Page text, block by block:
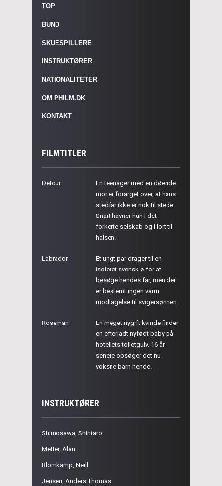
TOP
BUND
SKUESPILLERE
INSTRUKTØRER
NATIONALITETER
OM PHILM.DK
KONTAKT
FILMTITLER
Detour
En teenager med en døende
mor er forarget over, at hans
stedfar ikke er nok til stede.
Snart havner han i det
forkerte selskab og i lort til
halsen.
Labrador
Et ungt par drager til en
isoleret svensk ø for at
besøge hendes far, men der
er bestemt ingen varm
modtagelse til svigersønnen.
Rosemari
En meget nygift kvinde finder
en efterladt nyfødt baby på
hotellets toiletgulv. 16 år
senere opsøger det nu
voksne barn hende.
INSTRUKTØRER
Shimosawa, Shintaro
Metter, Alan
Blomkamp, Neill
Jensen, Anders Thomas